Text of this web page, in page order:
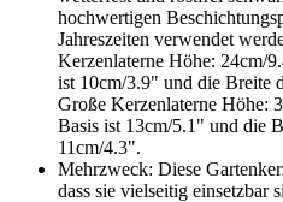
hochwertigen
Jahreszeiten verwendet
Kerzenlaterne Höhe: 24cm/
ist 10cm/3.9" und die Breite
Große Kerzenlaterne Höhe:
Basis ist 13cm/5.1" und die
11cm/4.3".
Mehrzweck: Diese
dass sie vielseitig einsetzbar